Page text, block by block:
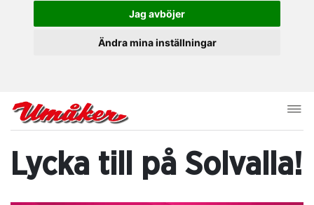
Jag avböjer
Ändra mina inställningar
Lycka till på Solvalla!